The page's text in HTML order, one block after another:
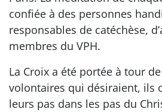
confiée à des personnes
responsables de catéchèse,
membres du VPH.
La Croix a été portée à tour
volontaires qui désiraient, ils
leurs pas dans les pas du